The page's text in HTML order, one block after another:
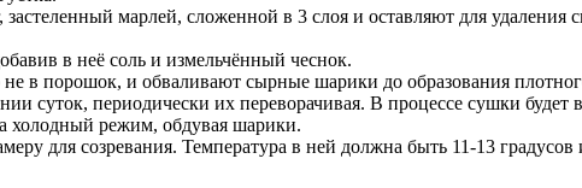
марлей, сложенной в 3 слоя и оставляют для удаления
в неё соль и измельчённый чеснок.
в порошок, и обваливают сырные шарики до образования
суток, периодически их переворачивая. В процессе сушки будет
холодный режим, обдувая шарики.
для созревания. Температура в ней должна быть 11-13 градусов